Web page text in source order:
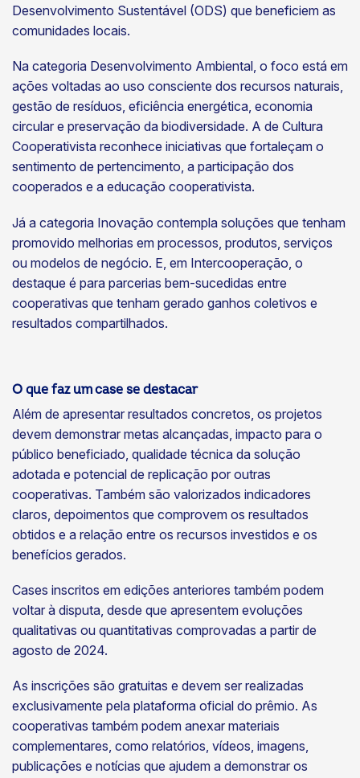
Desenvolvimento Sustentável (ODS) que beneficiem as
comunidades locais.
Na categoria Desenvolvimento Ambiental, o foco está em
ações voltadas ao uso consciente dos recursos naturais,
gestão de resíduos, eficiência energética, economia
circular e preservação da biodiversidade. A de Cultura
Cooperativista reconhece iniciativas que fortaleçam o
sentimento de pertencimento, a participação dos
cooperados e a educação cooperativista.
Já a categoria Inovação contempla soluções que tenham
promovido melhorias em processos, produtos, serviços
ou modelos de negócio. E, em Intercooperação, o
destaque é para parcerias bem-sucedidas entre
cooperativas que tenham gerado ganhos coletivos e
resultados compartilhados.
O que faz um case se destacar
Além de apresentar resultados concretos, os projetos
devem demonstrar metas alcançadas, impacto para o
público beneficiado, qualidade técnica da solução
adotada e potencial de replicação por outras
cooperativas. Também são valorizados indicadores
claros, depoimentos que comprovem os resultados
obtidos e a relação entre os recursos investidos e os
benefícios gerados.
Cases inscritos em edições anteriores também podem
voltar à disputa, desde que apresentem evoluções
qualitativas ou quantitativas comprovadas a partir de
agosto de 2024.
As inscrições são gratuitas e devem ser realizadas
exclusivamente pela plataforma oficial do prêmio. As
cooperativas também podem anexar materiais
complementares, como relatórios, vídeos, imagens,
publicações e notícias que ajudem a demonstrar os